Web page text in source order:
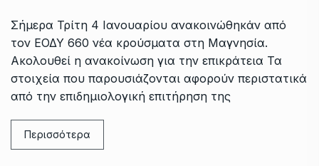
Σήμερα Τρίτη 4 Ιανουαρίου ανακοινώθηκάν από
τον ΕΟΔΥ 660 νέα κρούσματα στη Μαγνησία.
Ακολουθεί η ανακοίνωση για την επικράτεια Τα
στοιχεία που παρουσιάζονται αφορούν περιστατικά
από την επιδημιολογική επιτήρηση της
Περισσότερα